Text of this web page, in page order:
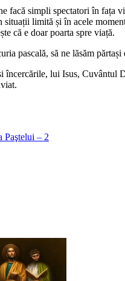
facă simpli spectatori în fața
limită și în acele
că e doar poarta spre viață.
pascală, să ne lăsăm
încercările, lui Isus, Cuvântul
Paştelui – 2